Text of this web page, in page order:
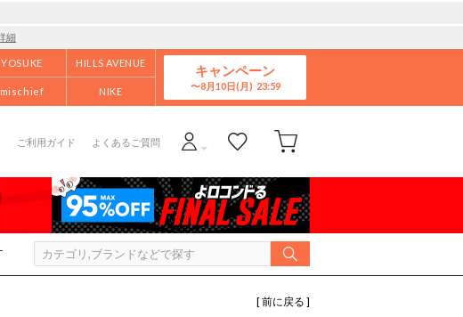
細
YOSUKE HILLS AVENUE
mischief NIKE
キャンペーン
8月10日(月)
ご利用ガイド よくあるご質問
[ 前に戻る ]